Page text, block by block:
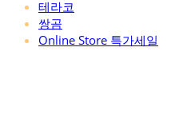
테라코
쌍곰
Online Store 특가세일